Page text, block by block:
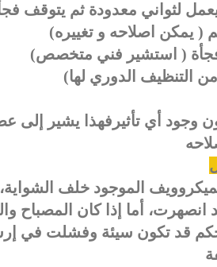
يعمل لثواني معدودة ثم يتوقف
يمكن اصلاحه و تغييره)
( استشير فني متخصص)
من التنظيف الدوري لها)
وجود أي تأثيرفهذا يشير إلى
الموجود خلف
انصهرت، أما إذا كان المصباح
قد تكون سيئة وفشلت في